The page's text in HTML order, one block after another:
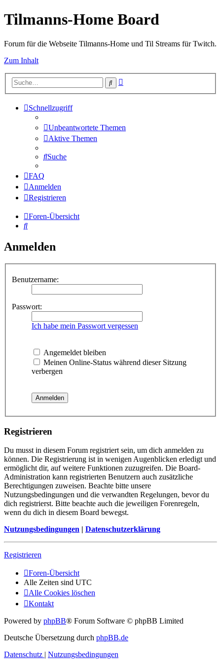
Tilmanns-Home Board
Forum für die Webseite Tilmanns-Home und Til Streams für Twitch.
Zum Inhalt
Suche
Schnellzugriff
Unbeantwortete Themen
Aktive Themen
Suche
FAQ
Anmelden
Registrieren
Foren-Übersicht
Suche
Anmelden
Benutzername:
Passwort:
Ich habe mein Passwort vergessen
Angemeldet bleiben
Meinen Online-Status während dieser Sitzung
verbergen
Registrieren
Du musst in diesem Forum registriert sein, um dich anmelden zu
können. Die Registrierung ist in wenigen Augenblicken erledigt und
ermöglicht dir, auf weitere Funktionen zuzugreifen. Die Board-
Administration kann registrierten Benutzern auch zusätzliche
Berechtigungen zuweisen. Beachte bitte unsere
Nutzungsbedingungen und die verwandten Regelungen, bevor du
dich registrierst. Bitte beachte auch die jeweiligen Forenregeln,
wenn du dich in diesem Board bewegst.
Nutzungsbedingungen | Datenschutzerklärung
Registrieren
Foren-Übersicht
Alle Zeiten sind UTC
Alle Cookies löschen
Kontakt
Powered by phpBB® Forum Software © phpBB Limited
Deutsche Übersetzung durch phpBB.de
Datenschutz | Nutzungsbedingungen